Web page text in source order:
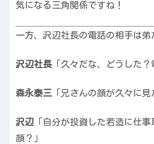
気になる三角関係ですね！
一方、沢辺社長の電話の相手は弟
沢辺社長「久々だな、どうした？
森永泰三「兄さんの顔が久々に見
沢辺 「自分が投資した若造に仕
顔？」